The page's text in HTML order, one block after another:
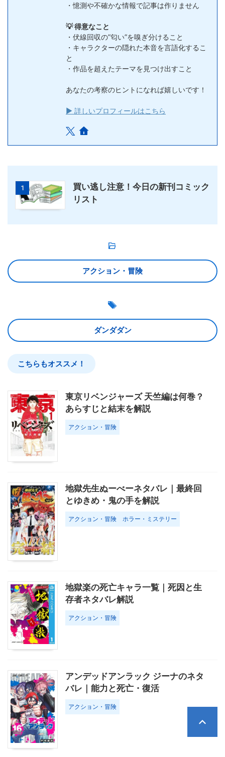
・憶測や不確かな情報で記事は作りません
💡 得意なこと
・伏線回収の”匂い”を嗅ぎ分けること
・キャラクターの隠れた本音を言語化するこ
と
・作品を超えたテーマを見つけ出すこと
あなたの考察のヒントになれば嬉しいです！
▶ 詳しいプロフィールはこちら
1
買い逃し注意！今日の新刊コミック
リスト
アクション・冒険
ダンダダン
こちらもオススメ！
東京リベンジャーズ 天竺編は何巻？
あらすじと結末を解説
アクション・冒険
地獄先生ぬーべーネタバレ｜最終回
とゆきめ・鬼の手を解説
アクション・冒険 ホラー・ミステリー
地獄楽の死亡キャラ一覧｜死因と生
存者ネタバレ解説
アクション・冒険
アンデッドアンラック ジーナのネタ
バレ｜能力と死亡・復活
アクション・冒険